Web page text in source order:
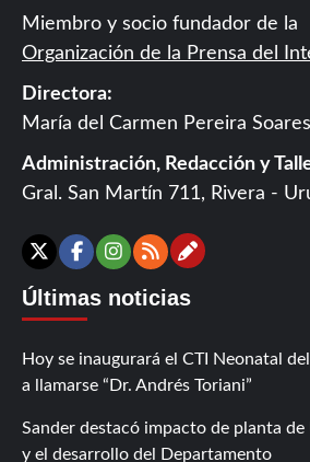
Miembro y socio fundador de la
Organización de la Prensa del
Directora:
María del Carmen Pereira
Administración, Redacción y
Gral. San Martín 711, Rivera -
X Facebook
Instagram
RSS
Últimas noticias
Hoy se inaugurará el CTI Neonatal
a llamarse “Dr. Andrés Toriani”
Sander destacó impacto de planta
y el desarrollo del Departamento